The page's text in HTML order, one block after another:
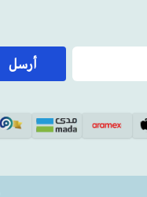
أرسل